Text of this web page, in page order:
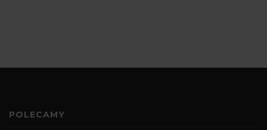
POLECAMY